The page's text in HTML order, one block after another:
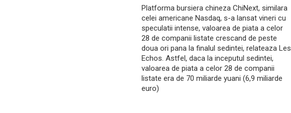
Platforma bursiera chineza ChiNext, similara
celei americane Nasdaq, s-a lansat vineri cu
speculatii intense, valoarea de piata a celor
28 de companii listate crescand de peste
doua ori pana la finalul sedintei, relateaza Les
Echos. Astfel, daca la inceputul sedintei,
valoarea de piata a celor 28 de companii
listate era de 70 miliarde yuani (6,9 miliarde
euro)